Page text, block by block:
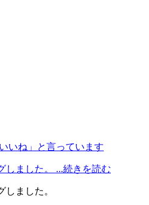
いね」と言っています
しました。 ...続きを読む
しました。